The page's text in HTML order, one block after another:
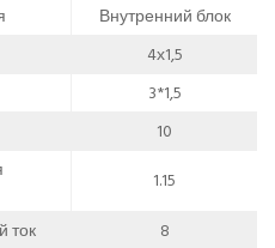
Внутренний блок
4х1,5
3*1,5
10
1.15
ток
8